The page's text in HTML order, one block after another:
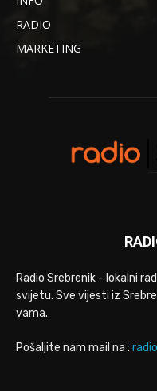
RADIO
MARKETING
Radio Srebrenik - lokalni
svijetu. Sve vijesti iz
vama.
Pošaljite nam mail na :